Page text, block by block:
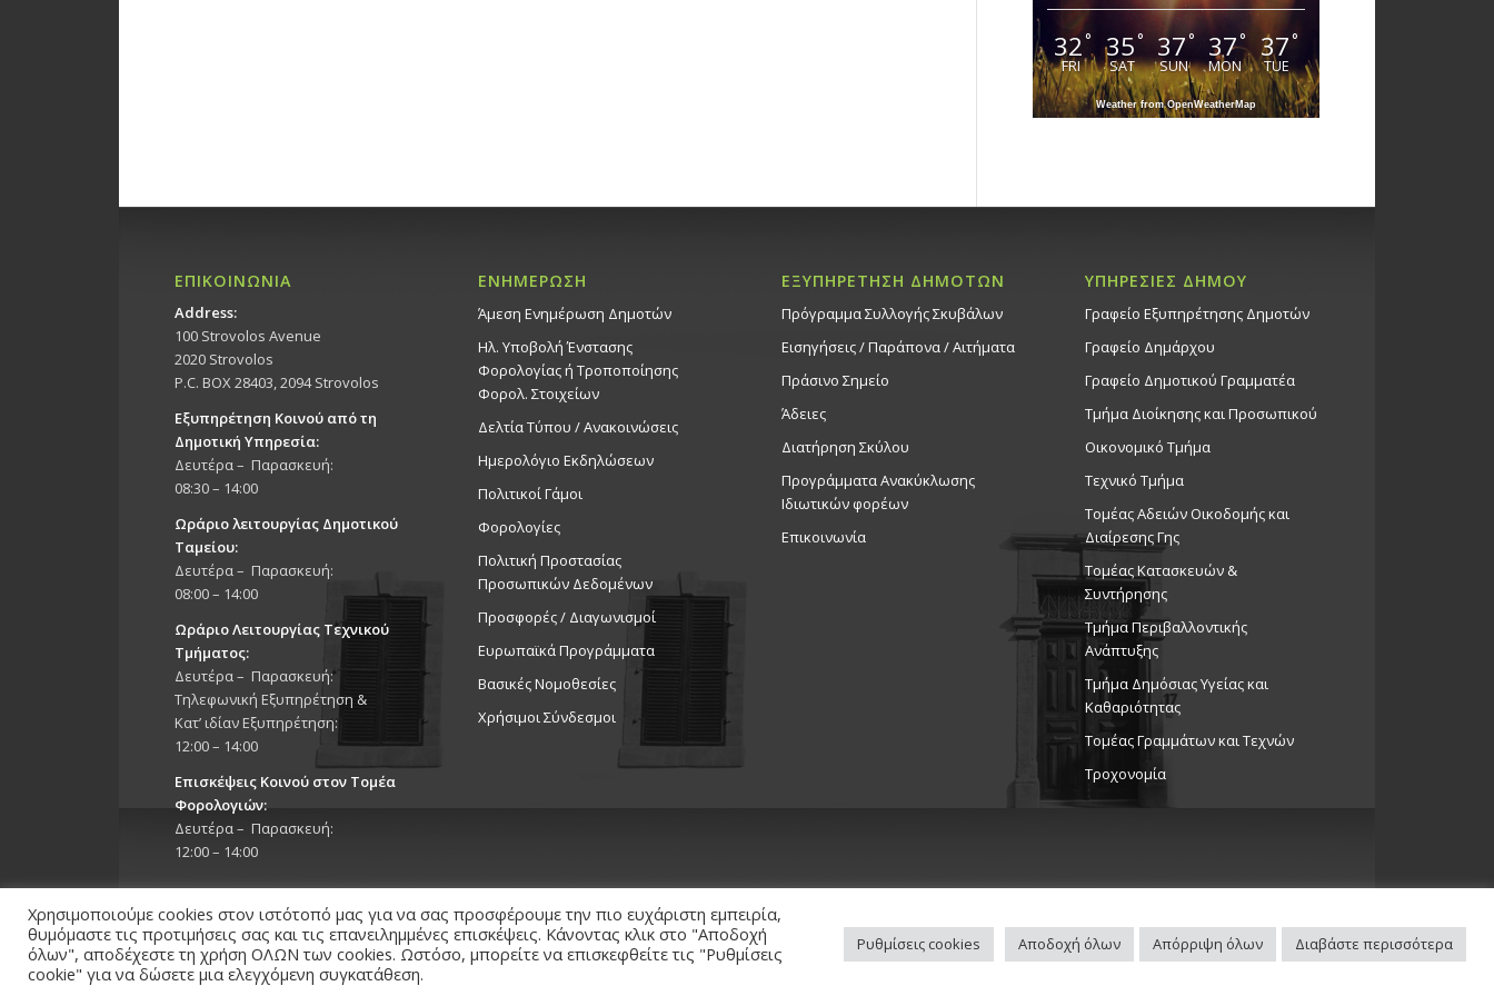
32°
FRI
35°
SAT
37°
SUN
37°
MON
37°
TUE
Weather from OpenWeatherMap
ΕΠΙΚΟΙΝΩΝΙΑ
Address:
100 Strovolos Avenue
2020 Strovolos
P.C. BOX 28403, 2094 Strovolos
Εξυπηρέτηση Κοινού από τη
Δημοτική Υπηρεσία:
Δευτέρα – Παρασκευή:
08:30 – 14:00
Ωράριο λειτουργίας Δημοτικού
Ταμείου:
Δευτέρα – Παρασκευή:
08:00 – 14:00
Ωράριο Λειτουργίας Τεχνικού
Τμήματος:
Δευτέρα – Παρασκευή:
Τηλεφωνική Εξυπηρέτηση &
Κατ’ ιδίαν Εξυπηρέτηση:
12:00 – 14:00
Επισκέψεις Κοινού στον Τομέα
Φορολογιών:
Δευτέρα – Παρασκευή:
12:00 – 14:00
ΕΝΗΜΕΡΩΣΗ
Άμεση Ενημέρωση Δημοτών
Ηλ. Υποβολή Ένστασης
Φορολογίας ή Τροποποίησης
Φορολ. Στοιχείων
Δελτία Τύπου / Ανακοινώσεις
Ημερολόγιο Εκδηλώσεων
Πολιτικοί Γάμοι
Φορολογίες
Πολιτική Προστασίας
Προσωπικών Δεδομένων
Προσφορές / Διαγωνισμοί
Ευρωπαϊκά Προγράμματα
Βασικές Νομοθεσίες
Χρήσιμοι Σύνδεσμοι
ΕΞΥΠΗΡΕΤΗΣΗ ΔΗΜΟΤΩΝ
Πρόγραμμα Συλλογής Σκυβάλων
Εισηγήσεις / Παράπονα / Αιτήματα
Πράσινο Σημείο
Άδειες
Διατήρηση Σκύλου
Προγράμματα Ανακύκλωσης
Ιδιωτικών φορέων
Επικοινωνία
ΥΠΗΡΕΣΙΕΣ ΔΗΜΟΥ
Γραφείο Εξυπηρέτησης Δημοτών
Γραφείο Δημάρχου
Γραφείο Δημοτικού Γραμματέα
Τμήμα Διοίκησης και Προσωπικού
Οικονομικό Τμήμα
Τεχνικό Τμήμα
Τομέας Αδειών Οικοδομής και
Διαίρεσης Γης
Τομέας Κατασκευών &
Συντήρησης
Τμήμα Περιβαλλοντικής
Ανάπτυξης
Tμήμα Δημόσιας Υγείας και
Καθαριότητας
Τομέας Γραμμάτων και Τεχνών
Τροχονομία
Copyright 2026 © Δήμος Στροβόλου, All Rights Reserved. / Powered by
Χρησιμοποιούμε cookies στον ιστότοπό μας για να σας προσφέρουμε την πιο ευχάριστη εμπειρία,
θυμόμαστε τις προτιμήσεις σας και τις επανειλημμένες επισκέψεις. Κάνοντας κλικ στο "Αποδοχή
όλων", αποδέχεστε τη χρήση ΟΛΩΝ των cookies. Ωστόσο, μπορείτε να επισκεφθείτε τις "Ρυθμίσεις
cookie" για να δώσετε μια ελεγχόμενη συγκατάθεση.
Ρυθμίσεις cookies Αποδοχή όλων Απόρριψη όλων Διαβάστε περισσότερα